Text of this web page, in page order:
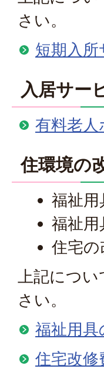
さい。
短期入所
入居サー
有料老
住環境の
福祉
福祉
住宅
上記につ
さい。
福祉用
住宅改修